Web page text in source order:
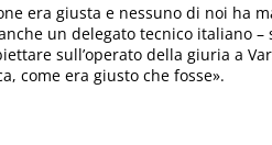
era giusta e nessuno di noi ha
un delegato tecnico italiano –
sull’operato della giuria a
come era giusto che fosse».